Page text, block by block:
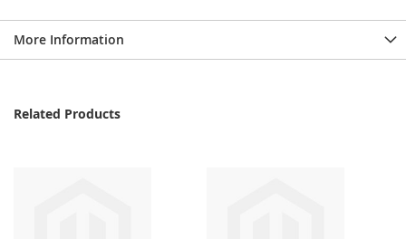
More Information
Related Products